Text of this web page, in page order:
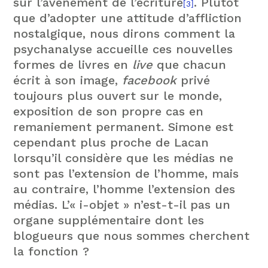
[3]
que d’adopter une attitude d’affliction
nostalgique, nous dirons comment la
psychanalyse accueille ces nouvelles
formes de livres en live que chacun
écrit à son image, facebookprivé
toujours plus ouvert sur le monde,
exposition de son propre cas en
remaniement permanent. Simone est
cependant plus proche de Lacan
lorsqu’il considère que les médias ne
sont pas l’extension de l’homme, mais
au contraire, l’homme l’extension des
médias. L’« i-objet » n’est-t-il pas un
organe supplémentaire dont les
blogueurs que nous sommes cherchent
la fonction ?